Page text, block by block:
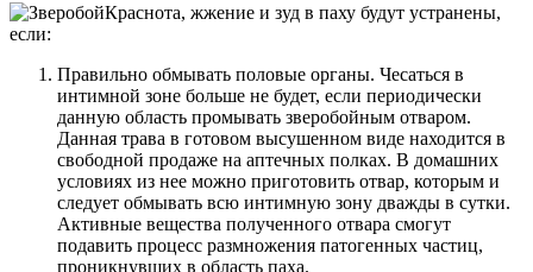
Краснота, жжение и зуд в паху будут устранены,
если:
Правильно обмывать половые органы. Чесаться в
интимной зоне больше не будет, если периодически
данную область промывать зверобойным отваром.
Данная трава в готовом высушенном виде находится в
свободной продаже на аптечных полках. В домашних
условиях из нее можно приготовить отвар, которым и
следует обмывать всю интимную зону дважды в сутки.
Активные вещества полученного отвара смогут
подавить процесс размножения патогенных частиц,
проникнувших в область паха.